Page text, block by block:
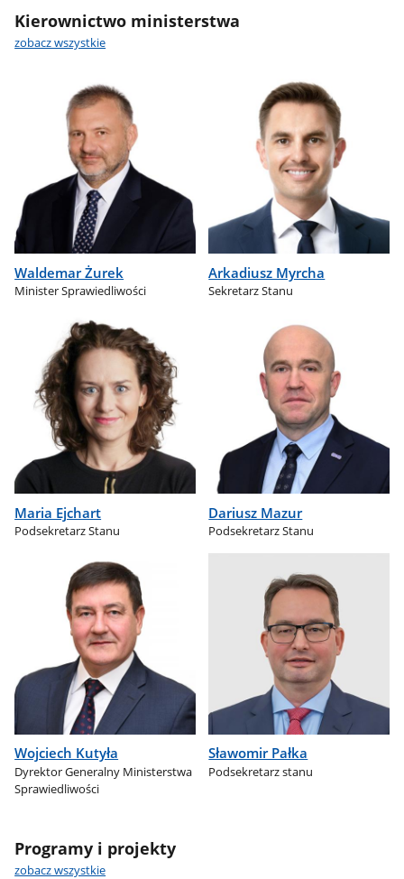
Kierownictwo ministerstwa
zobacz wszystkie
Waldemar Żurek
Minister Sprawiedliwości
Arkadiusz Myrcha
Sekretarz Stanu
Maria Ejchart
Podsekretarz Stanu
Dariusz Mazur
Podsekretarz Stanu
Wojciech Kutyła
Dyrektor Generalny Ministerstwa
Sprawiedliwości
Sławomir Pałka
Podsekretarz stanu
Programy i projekty
zobacz wszystkie